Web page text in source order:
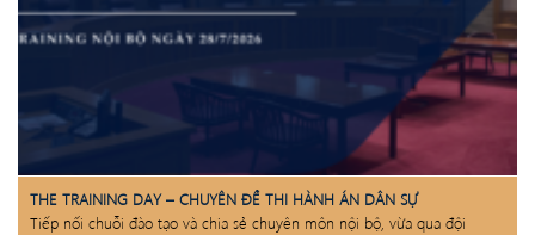
THE TRAINING DAY – CHUYÊN ĐỀ THI HÀNH ÁN DÂN SỰ
Tiếp nối chuỗi đào tạo và chia sẻ chuyên môn nội bộ, vừa qua đội